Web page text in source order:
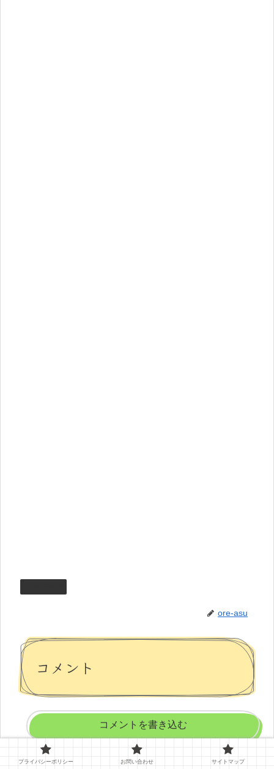
ore-asu
コメント
コメントを書き込む
ホーム
プライバシーポリシー お問い合わせ サイトマップ